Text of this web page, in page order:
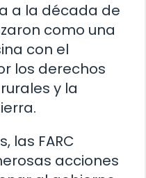
a la década de
como una
con el
los derechos
y la
las FARC
acciones